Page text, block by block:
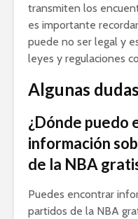
transmiten los
es importante
puede no ser legal y
leyes y regulaciones
Algunas
¿Dónde puedo
información
de la NBA
Puedes encontrar
partidos de la NBA